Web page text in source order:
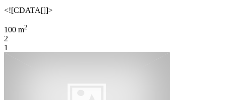
<![CDATA[]]>
100 m2
2
1